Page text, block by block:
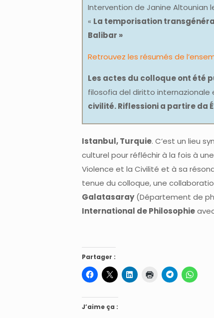
Intervention de Janine Altounian
« La temporisation
Balibar »
Retrouvez les résumés de
Les actes du colloque ont été
filosofia del diritto internazionale
civilité. Riflessioni a partire da
Istanbul, Turquie. C’est un lieu
culturel pour réfléchir à la fois à
Violence et la Civilité et à sa
tenue du colloque, une
Galatasaray(Département de
International de Philosophie
Partager :
J’aime ça :